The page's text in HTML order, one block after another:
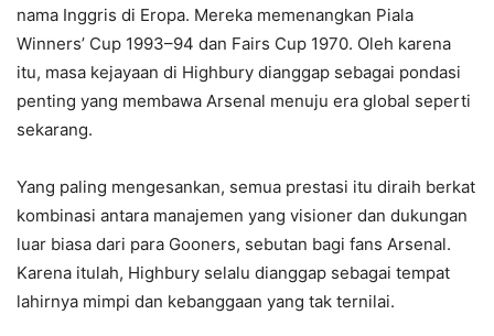
nama Inggris di Eropa. Mereka memenangkan Piala
Winners’ Cup 1993–94 dan Fairs Cup 1970. Oleh karena
itu, masa kejayaan di Highbury dianggap sebagai pondasi
penting yang membawa Arsenal menuju era global seperti
sekarang.
Yang paling mengesankan, semua prestasi itu diraih berkat
kombinasi antara manajemen yang visioner dan dukungan
luar biasa dari para Gooners, sebutan bagi fans Arsenal.
Karena itulah, Highbury selalu dianggap sebagai tempat
lahirnya mimpi dan kebanggaan yang tak ternilai.